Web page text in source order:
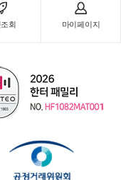
회 마이페이지